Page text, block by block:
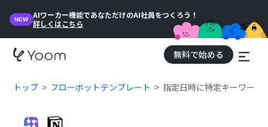
NEW
AIワーカー機能であなただけのAI社員をつくろう！
詳しくはこちら
無料で始める
トップ フローボットテンプレート 指定日時に特定キーワー